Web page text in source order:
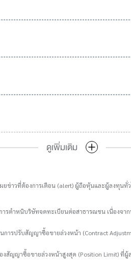
ดูเพิ่มเติม
ผยข่าวที่ต้องการเตือน (alert) ผู้ถือหุ้นและผู้ลงทุ
การตำหนิบริษัทจดทะเบียนต่อสาธารณชน เนื่อง
นการปรับสัญญาซื้อขายล่วงหน้า (Contract
งสัญญาซื้อขายล่วงหน้าสูงสุด (Position Limit) ที่